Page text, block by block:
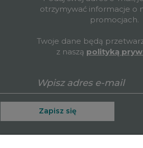
otrzymywać informacje o
promocjach.
Twoje dane będą
z naszą polityką
Zapisz się